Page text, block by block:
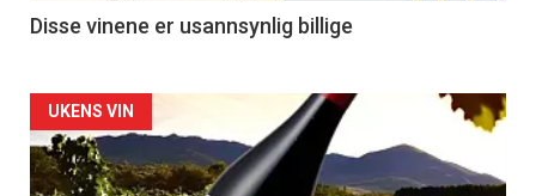
3
Disse vinene er usannsynlig billige
Forsiden
akkurat
UKENS VIN